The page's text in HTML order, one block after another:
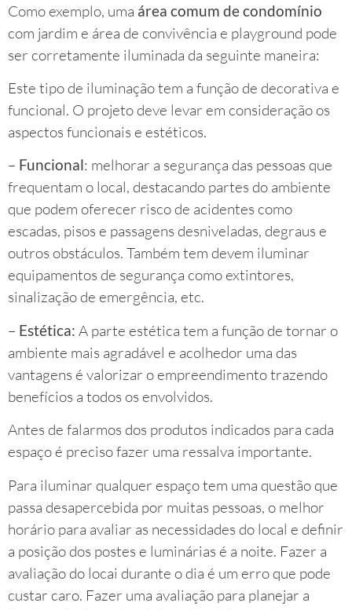
Como exemplo, uma área comum de condomínio
com jardim e área de convivência e playground pode
ser corretamente iluminada da seguinte maneira:
Este tipo de iluminação tem a função de decorativa e
funcional. O projeto deve levar em consideração os
aspectos funcionais e estéticos.
– Funcional: melhorar a segurança das pessoas que
frequentam o local, destacando partes do ambiente
que podem oferecer risco de acidentes como
escadas, pisos e passagens desniveladas, degraus e
outros obstáculos. Também tem devem iluminar
equipamentos de segurança como extintores,
sinalização de emergência, etc.
– Estética: A parte estética tem a função de tornar o
ambiente mais agradável e acolhedor uma das
vantagens é valorizar o empreendimento trazendo
benefícios a todos os envolvidos.
Antes de falarmos dos produtos indicados para cada
espaço é preciso fazer uma ressalva importante.
Para iluminar qualquer espaço tem uma questão que
passa desapercebida por muitas pessoas, o melhor
horário para avaliar as necessidades do local e definir
a posição dos postes e luminárias é a noite. Fazer a
avaliação do locai durante o dia é um erro que pode
custar caro. Fazer uma avaliação para planejar a